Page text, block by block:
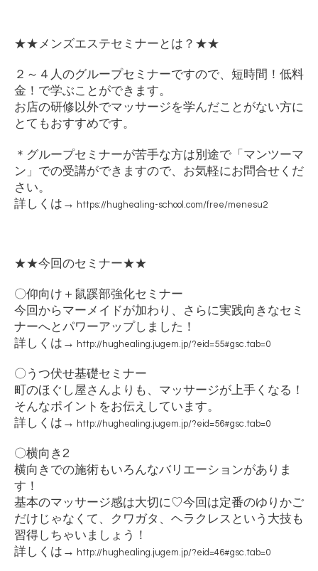
★★メンズエステセミナーとは？ ★★
２～４人のグループセミナーですので、短時間！低料
金！で学ぶことができます。
お店の研修以外でマッサージを学んだことがない方に
とてもおすすめです。
＊グループセミナーが苦手な方は別途で「マンツーマ
ン」での受講ができますので、お気軽にお問合せくだ
さい。
詳しくは → https://hughealing-school.com/free/menesu2
★★今回のセミナー★★
〇仰向け＋鼠蹊部強化セミナー
今回からマーメイドが加わり、さらに実践向きなセミ
ナーへとパワーアップしました！
詳しくは → http://hughealing.jugem.jp/?eid=55#gsc.tab=0
〇うつ伏せ基礎セミナー
町のほぐし屋さんよりも、マッサージが上手くなる！
そんなポイントをお伝えしています。
詳しくは → http://hughealing.jugem.jp/?eid=56#gsc.tab=0
〇横向き 2
横向きでの施術もいろんなバリエーションがありま
す！
基本のマッサージ感は大切に♡今回は定番のゆりかご
だけじゃなくて、クワガタ、ヘラクレスという大技も
習得しちゃいましょう！
詳しくは → http://hughealing.jugem.jp/?eid=46#gsc.tab=0